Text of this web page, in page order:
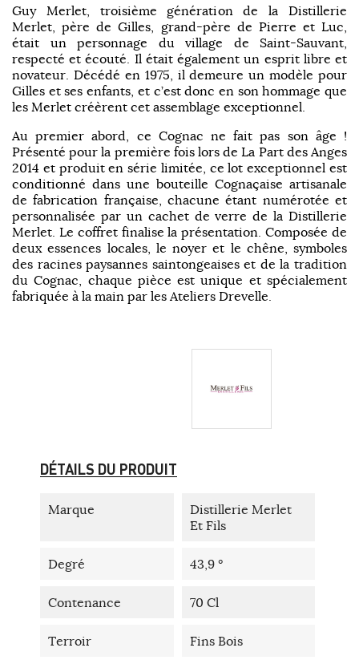
Guy Merlet, troisième génération de la Distillerie
Merlet, père de Gilles, grand-père de Pierre et Luc,
était un personnage du village de Saint-Sauvant,
respecté et écouté. Il était également un esprit libre et
novateur. Décédé en 1975, il demeure un modèle pour
Gilles et ses enfants, et c’est donc en son hommage que
les Merlet créèrent cet assemblage exceptionnel.
Au premier abord, ce Cognac ne fait pas son âge !
Présenté pour la première fois lors de La Part des Anges
2014 et produit en série limitée, ce lot exceptionnel est
conditionné dans une bouteille Cognaçaise artisanale
de fabrication française, chacune étant numérotée et
personnalisée par un cachet de verre de la Distillerie
Merlet. Le coffret finalise la présentation. Composée de
deux essences locales, le noyer et le chêne, symboles
des racines paysannes saintongeaises et de la tradition
du Cognac, chaque pièce est unique et spécialement
fabriquée à la main par les Ateliers Drevelle.
DÉTAILS DU PRODUIT
Marque
Distillerie Merlet
Et Fils
Degré 43,9 °
Contenance 70 Cl
Terroir Fins Bois